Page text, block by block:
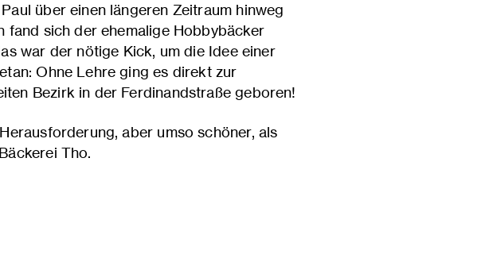
über einen längeren Zeitraum hinweg
fand sich der ehemalige Hobbybäcker
war der nötige Kick, um die Idee einer
Ohne Lehre ging es direkt zur
Bezirk in der Ferdinandstraße geboren!
aber umso schöner, als
Tho.